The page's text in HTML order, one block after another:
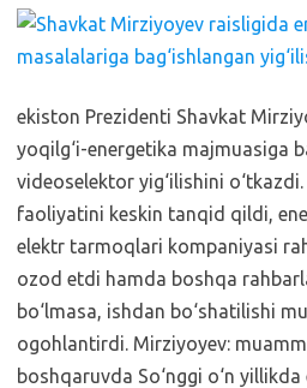
ekiston Prezidenti Shavkat
yoqilg‘i-energetika majmuasiga
videoselektor yig‘ilishini
faoliyatini keskin tanqid qildi,
elektr tarmoqlari kompaniyasi
ozod etdi hamda boshqa
bo‘lmasa, ishdan bo‘shatilishi
ogohlantirdi. Mirziyoyev:
boshqaruvda So‘nggi o‘n